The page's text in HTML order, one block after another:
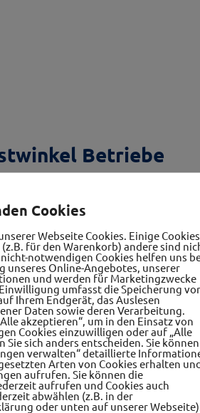
Betriebe
Alle Betriebe
Cookies
Webseite Cookies. Einige Cookies
für den Warenkorb) andere sind
notwendigen Cookies helfen uns
unseres Online-Angebotes, unserer
und werden für Marketingzwecke
umfasst die Speicherung
Ihrem Endgerät, das Auslesen
Daten sowie deren Verarbeitung.
akzeptieren“, um in den Einsatz von
Cookies einzuwilligen oder auf „Alle
Sie sich anders entscheiden. Sie können
verwalten“ detaillierte
Arten von Cookies erhalten
aufrufen. Sie können die
aufrufen und Cookies auch
abwählen (z.B. in der
oder unten auf unserer Webseite).